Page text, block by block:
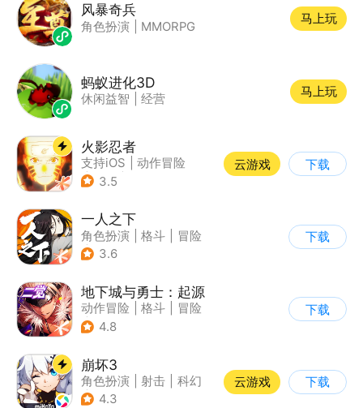
风暴奇兵
角色扮演 MMORPG
马上玩
蚂蚁进化3D
休闲益智 经营
马上玩
火影忍者
支持iOS
动作冒险
| 格斗
3.5
云游戏 下载
一人之下
角色扮演 格斗
冒险
| 一人之下
3.6
下载
地下城与勇士：起源
动作冒险 格斗
冒险
| 地下城与勇士
4.8
下载
崩坏3
角色扮演 射击
科幻
| 崩坏
4.3
云游戏 下载